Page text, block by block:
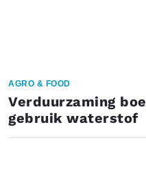
AGRO & FOOD
Verduurzaming
gebruik waterstof